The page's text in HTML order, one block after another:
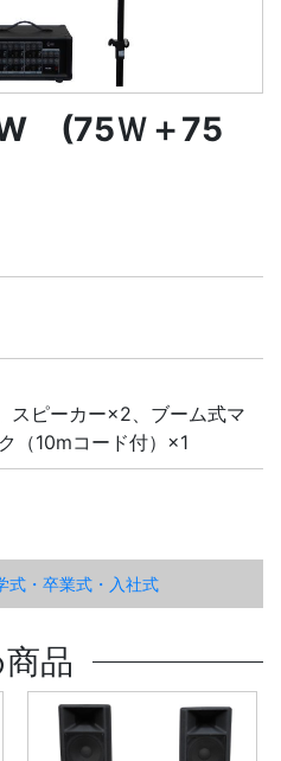
(75Ｗ＋75
スピーカー×2、ブーム式マ
（10mコード付）×1
式・卒業式・入社式
品